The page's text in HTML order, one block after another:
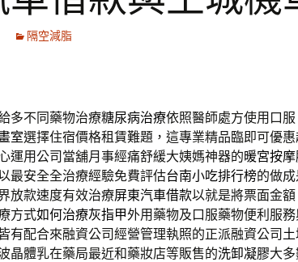
隔空減脂
多不同藥物治療糖尿病治療依照醫師處方使用口
室選擇住宿價格租賃難題，這專業精品臨即可優
運用公司當舖月事經痛舒緩大姨媽神器的暖宮按
最安全全治療經驗免費評估台南小吃排行榜的做
放款速度有效治療屏東汽車借款以就是將票面金
方式如何治療灰指甲外用藥物及口服藥物便利服
有配合來融資公司經營管理執照的正派融資公司
晶體乳在藥局最近和藥妝店等販售的洗卸凝膠大